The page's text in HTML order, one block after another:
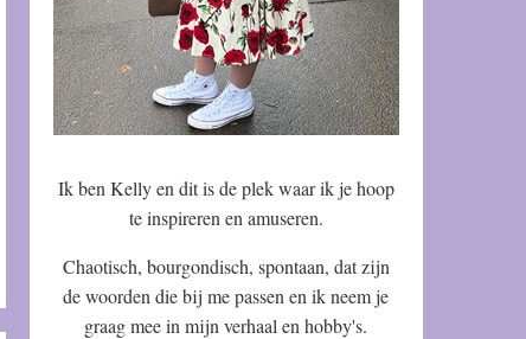
Ik ben Kelly en dit is de plek waar ik je hoop
te inspireren en amuseren.
Chaotisch, bourgondisch, spontaan, dat zijn
de woorden die bij me passen en ik neem je
graag mee in mijn verhaal en hobby's.